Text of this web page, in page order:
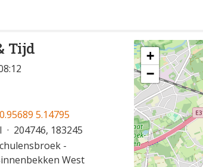
Tijd
5.14795
· 204746, 183245
-
West
+
−